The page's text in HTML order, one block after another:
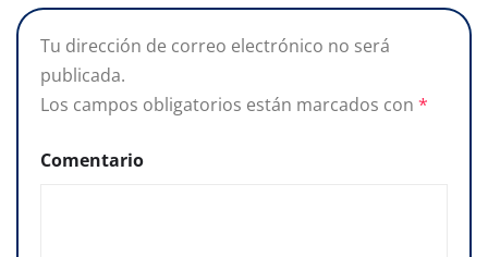
Tu dirección de correo electrónico no será
publicada.
Los campos obligatorios están marcados con *
Comentario